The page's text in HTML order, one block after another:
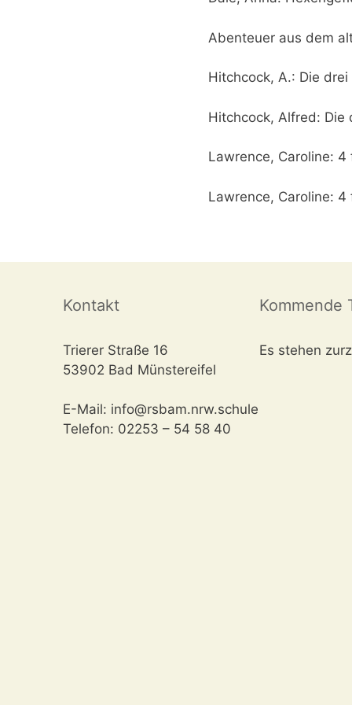
Abenteuer aus dem
Hitchcock, A.: Die
Hitchcock, Alfred: Die
Lawrence, Caroline: 4
Lawrence, Caroline: 4
Kontakt
Trierer Straße 16
53902 Bad Münstereifel
E-Mail: info@rsbam.nrw.schule
Telefon: 02253 – 54 58 40
Kommende
Es stehen